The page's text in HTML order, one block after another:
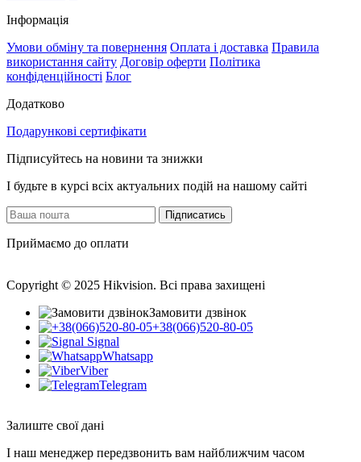
Інформація
Умови обміну та повернення Оплата і доставка Правила
використання сайту Договір оферти Політика
конфіденційності Блог
Додатково
Подарункові сертифікати
Підписуйтесь на новини та знижки
І будьте в курсі всіх актуальних подій на нашому сайті
Підписатись
Приймаємо до оплати
Copyright © 2025 Hikvision. Всі права захищені
Замовити дзвінок
+38(066)520-80-05
Signal
Whatsapp
Viber
Telegram
Залиште свої дані
І наш менеджер передзвонить вам найближчим часом